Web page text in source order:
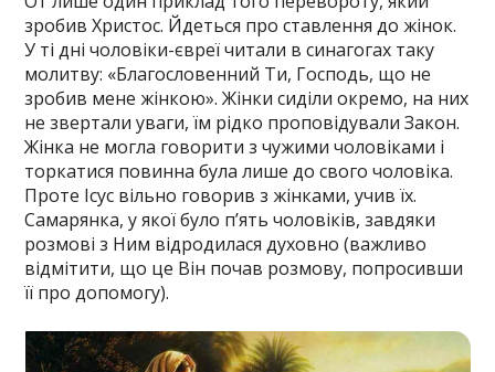
зробив Христос. Йдеться про ставлення до жінок.
У ті дні чоловіки-євреї читали в синагогах таку
молитву: «Благословенний Ти, Господь, що не
зробив мене жінкою». Жінки сиділи окремо, на них
не звертали уваги, їм рідко проповідували Закон.
Жінка не могла говорити з чужими чоловіками і
торкатися повинна була лише до свого чоловіка.
Проте Ісус вільно говорив з жінками, учив їх.
Самарянка, у якої було п’ять чоловіків, завдяки
розмові з Ним відродилася духовно (важливо
відмітити, що це Він почав розмову, попросивши
її про допомогу).